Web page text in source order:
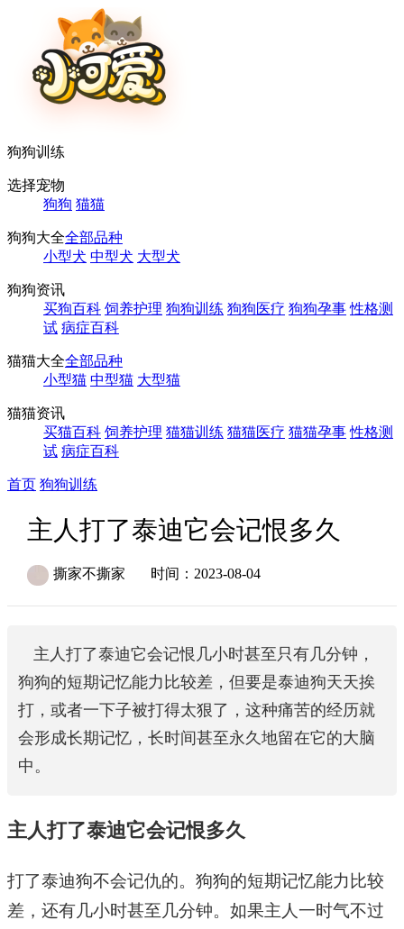
狗狗训练
选择宠物
狗狗 猫猫
狗狗大全全部品种
小型犬 中型犬 大型犬
狗狗资讯
买狗百科 饲养护理 狗狗训练 狗狗医疗 狗狗孕事 性格测
试 病症百科
猫猫大全全部品种
小型猫 中型猫 大型猫
猫猫资讯
买猫百科 饲养护理 猫猫训练 猫猫医疗 猫猫孕事 性格测
试 病症百科
首页 狗狗训练
主人打了泰迪它会记恨多久
撕家不撕家 时间：2023-08-04
主人打了泰迪它会记恨几小时甚至只有几分钟，
狗狗的短期记忆能力比较差，但要是泰迪狗天天挨
打，或者一下子被打得太狠了，这种痛苦的经历就
会形成长期记忆，长时间甚至永久地留在它的大脑
中。
主人打了泰迪它会记恨多久
打了泰迪狗不会记仇的。狗狗的短期记忆能力比较
差，还有几小时甚至几分钟。如果主人一时气不过